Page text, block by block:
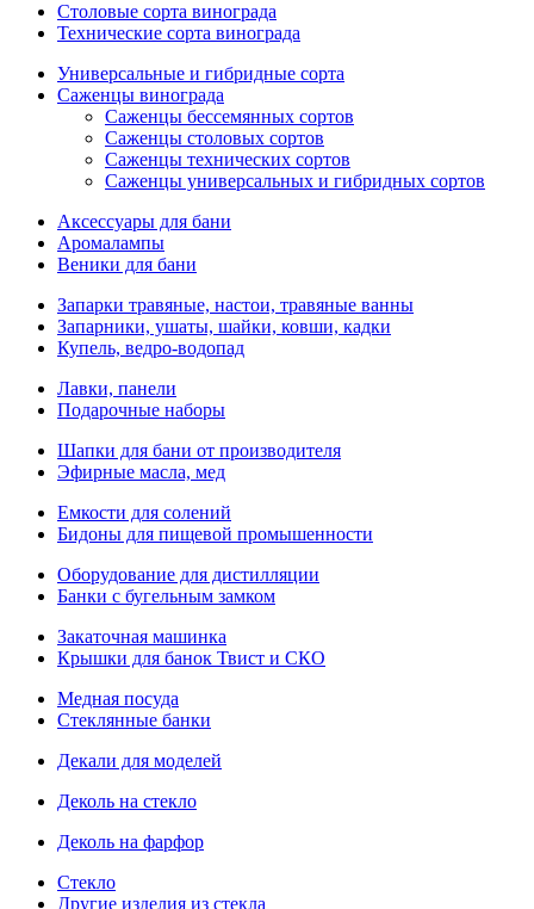
Столовые сорта винограда
Технические сорта винограда
Универсальные и гибридные сорта
Саженцы винограда
Саженцы бессемянных сортов
Саженцы столовых сортов
Саженцы технических сортов
Саженцы универсальных и гибридных сортов
Аксессуары для бани
Аромалампы
Веники для бани
Запарки травяные, настои, травяные ванны
Запарники, ушаты, шайки, ковши, кадки
Купель, ведро-водопад
Лавки, панели
Подарочные наборы
Шапки для бани от производителя
Эфирные масла, мед
Емкости для солений
Бидоны для пищевой промышенности
Оборудование для дистилляции
Банки с бугельным замком
Закаточная машинка
Крышки для банок Твист и СКО
Медная посуда
Стеклянные банки
Декали для моделей
Деколь на стекло
Деколь на фарфор
Стекло
Другие изделия из стекла